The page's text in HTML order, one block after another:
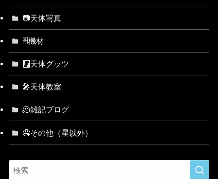
📷天体写真
🗄機材
🧮天体グッツ
🎤天体教室
🫠雑記ブログ
🤤その他（星以外）